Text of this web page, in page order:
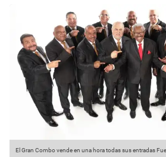
El Gran Combo vende en una hora todas sus entradas